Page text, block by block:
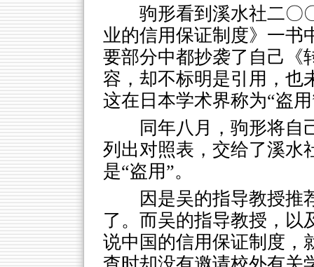
驹形看到溪水社二〇
业的信用保证制度》一书
要部分中都抄袭了自己《
容，却不标明是引用，也
这在日本学术界称为“盗
同年八月，驹形将自
列出对照表，交给了溪水
是“盗用”。
因是吴的指导教授推
了。而吴的指导教授，以
说中国的信用保证制度，